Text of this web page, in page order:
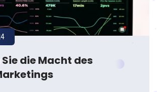
die Macht des